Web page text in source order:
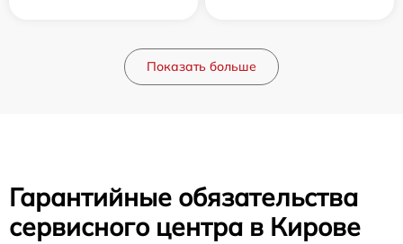
Показать больше
Гарантийные обязательства
сервисного центра в Кирове